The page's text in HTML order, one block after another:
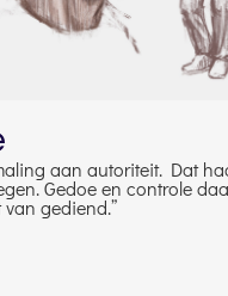
aan autoriteit. Dat
Gedoe en controle
gediend.”